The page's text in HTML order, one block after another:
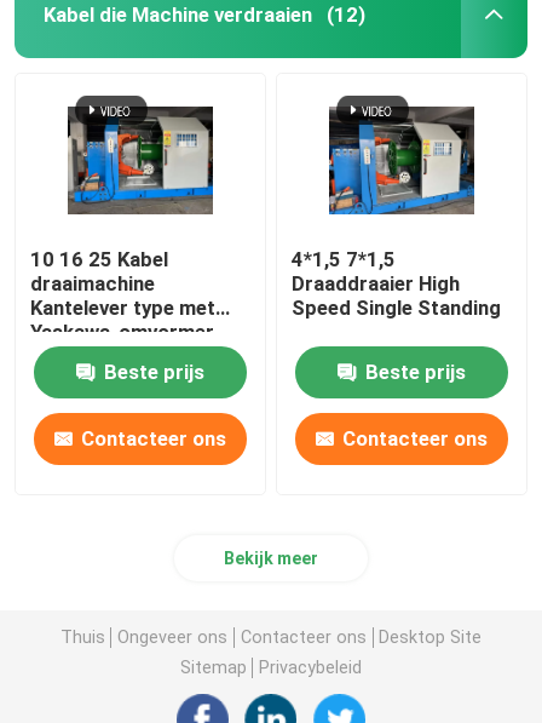
Kabel die Machine verdraaien (12)
10 16 25 Kabel
draaimachine
Kantelever type met
Yaskawa-omvormer
Beste prijs
Contacteer ons
4*1,5 7*1,5
Draaddraaier High
Speed Single Standing
Beste prijs
Contacteer ons
Bekijk meer
Thuis Ongeveer ons Contacteer ons
Desktop Site
Sitemap
Privacybeleid